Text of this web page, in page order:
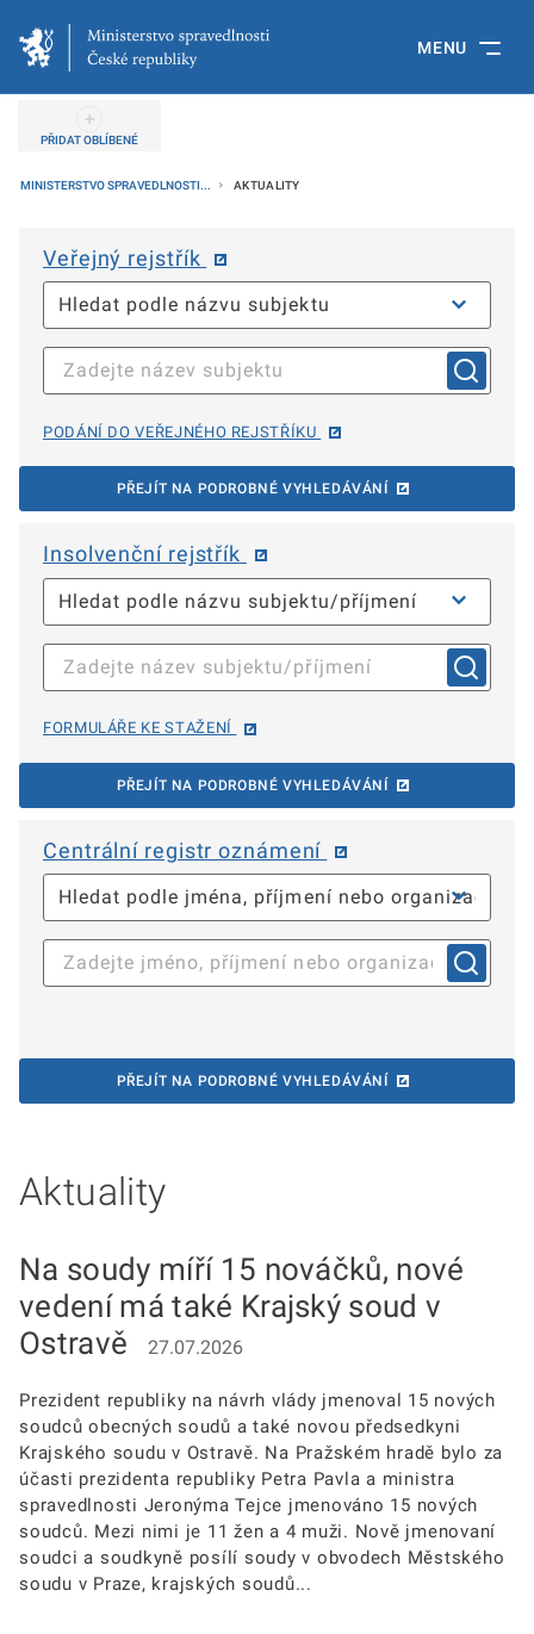
MENU
PŘIDAT OBLÍBENÉ
MINISTERSTVO SPRAVEDLNOSTI... AKTUALITY
Veřejný rejstřík
PODÁNÍ DO VEŘEJNÉHO REJSTŘÍKU
PŘEJÍT NA PODROBNÉ VYHLEDÁVÁNÍ
Insolvenční rejstřík
FORMULÁŘE KE STAŽENÍ
PŘEJÍT NA PODROBNÉ VYHLEDÁVÁNÍ
Centrální registr oznámení
PŘEJÍT NA PODROBNÉ VYHLEDÁVÁNÍ
Aktuality
Na soudy míří 15 nováčků, nové
vedení má také Krajský soud v
Ostravě
27.07.2026
Prezident republiky na návrh vlády jmenoval 15 nových
soudců obecných soudů a také novou předsedkyni
Krajského soudu v Ostravě. Na Pražském hradě bylo za
účasti prezidenta republiky Petra Pavla a ministra
spravedlnosti Jeronýma Tejce jmenováno 15 nových
soudců. Mezi nimi je 11 žen a 4 muži. Nově jmenovaní
soudci a soudkyně posílí soudy v obvodech Městského
soudu v Praze, krajských soudů...